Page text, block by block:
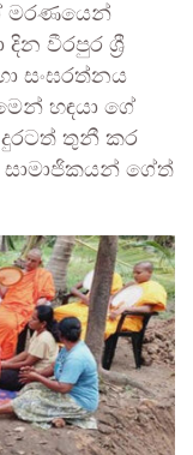
මරණයෙන්
වීරපුර ශ්‍රී
සංඝරත්නය
හඳයා ගේ
තුනී කර
ගේත්